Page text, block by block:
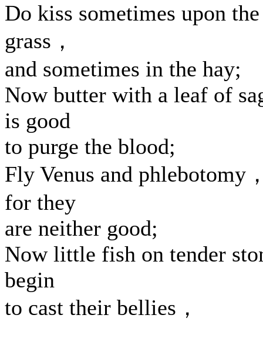
Do kiss sometimes upon the
grass，
and sometimes in the hay;
Now butter with a leaf of
is good
to purge the blood;
Fly Venus and phlebotomy
for they
are neither good;
Now little fish on tender
begin
to cast their bellies，